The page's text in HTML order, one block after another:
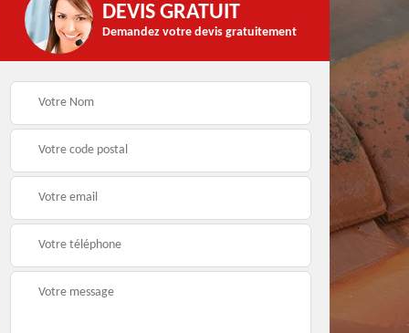
toiture et façade 46
Traitement anti
mousse façade,
toiture et murets 46
DEVIS GRATUIT
Demandez votre devis gratuitement